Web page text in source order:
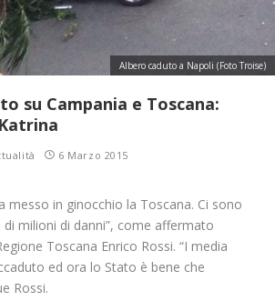
Albero caduto a Napoli (Foto Troise)
su Campania e Toscana:
6 Marzo 2015
messo in ginocchio la Toscana. Ci sono
milioni di danni”, come affermato
Toscana Enrico Rossi. “I media
ed ora lo Stato è bene che
Rossi.